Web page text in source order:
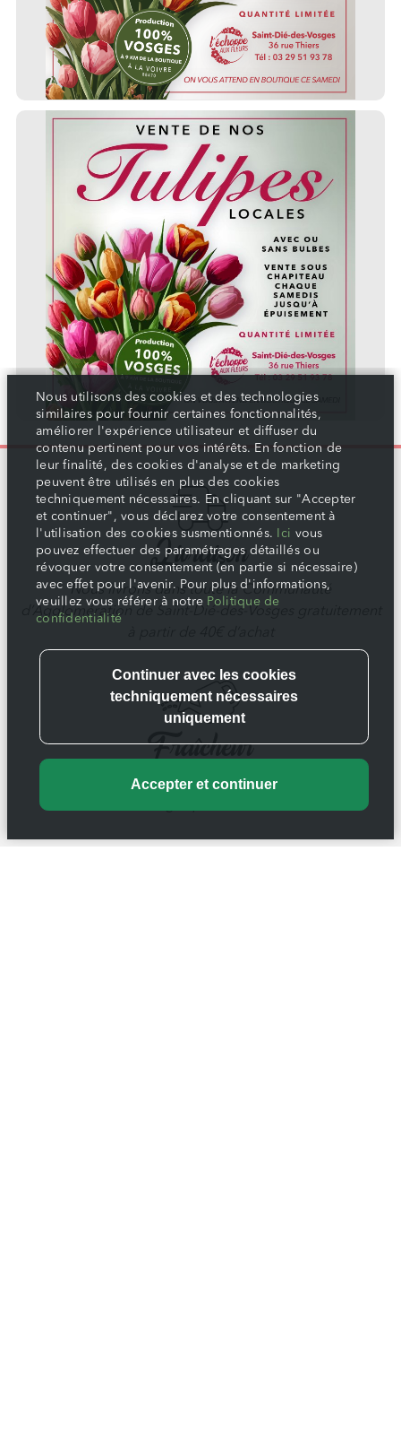
Livraison
Nous livrons dans toute la Communauté
d’Agglomération de Saint-Dié-des-Vosges gratuitement
Fraîcheur
Nous garantissons la fraîcheur grâce à plusieurs
Nous utilisons des cookies et des technologies
similaires pour fournir certaines fonctionnalités,
améliorer l'expérience utilisateur et diffuser du
contenu pertinent pour vos intérêts. En fonction de
leur finalité, des cookies d'analyse et de marketing
peuvent être utilisés en plus des cookies
techniquement nécessaires. En cliquant sur "Accepter
et continuer", vous déclarez votre consentement à
l'utilisation des cookies susmentionnés.
Ici vous
pouvez effectuer des paramétrages détaillés ou
révoquer votre consentement (en partie si nécessaire)
avec effet pour l'avenir. Pour plus d'informations,
veuillez vous référer à notre Politique de
confidentialité